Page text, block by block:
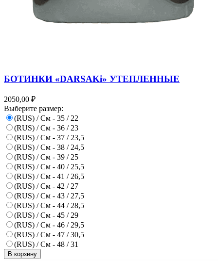
БОТИНКИ «DARSAKi» УТЕПЛЕННЫЕ
2050,00 ₽
Выберите размер:
(RUS) / См - 35 / 22
(RUS) / См - 36 / 23
(RUS) / См - 37 / 23,5
(RUS) / См - 38 / 24,5
(RUS) / См - 39 / 25
(RUS) / См - 40 / 25,5
(RUS) / См - 41 / 26,5
(RUS) / См - 42 / 27
(RUS) / См - 43 / 27,5
(RUS) / См - 44 / 28,5
(RUS) / См - 45 / 29
(RUS) / См - 46 / 29,5
(RUS) / См - 47 / 30,5
(RUS) / См - 48 / 31
В корзину